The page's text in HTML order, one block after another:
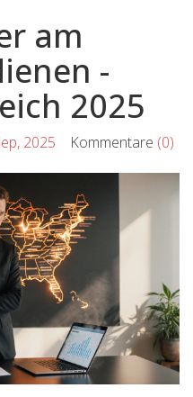
am
-
2025
2025 Kommentare (0)